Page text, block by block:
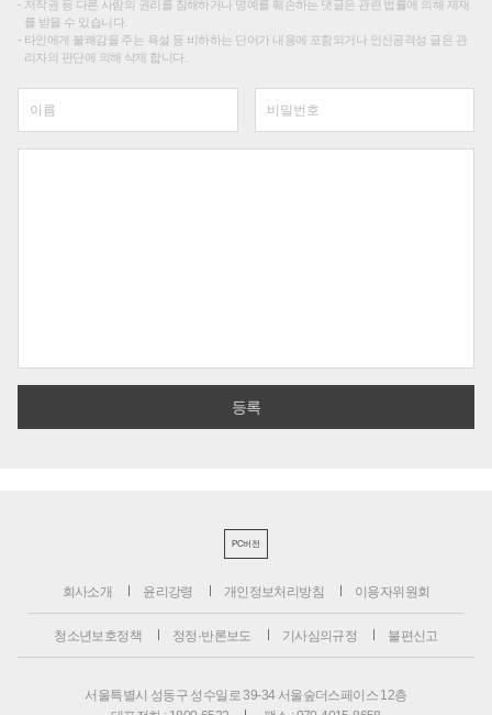
저작권 등 다른 사람의 권리를 침해하거나 명예를 훼손하는 댓글은 관련 법률에 의해 제재
를 받을 수 있습니다.
타인에게 불쾌감을 주는 욕설 등 비하하는 단어가 내용에 포함되거나 인신공격성 글은 관
리자의 판단에 의해 삭제 합니다.
PC버전
회사소개 윤리강령 개인정보처리방침 이용자위원회
청소년보호정책 정정·반론보도 기사심의규정 불편신고
서울특별시 성동구 성수일로 39-34 서울숲더스페이스 12층